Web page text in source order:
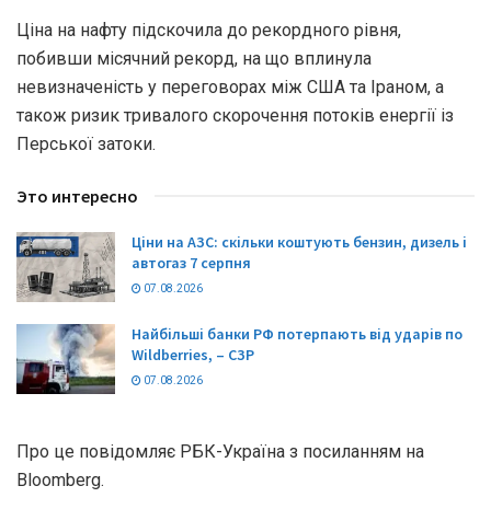
Ціна на нафту підскочила до рекордного рівня,
побивши місячний рекорд, на що вплинула
невизначеність у переговорах між США та Іраном, а
також ризик тривалого скорочення потоків енергії із
Перської затоки.
Это интересно
Ціни на АЗС: скільки коштують бензин, дизель і
автогаз 7 серпня
07.08.2026
Найбільші банки РФ потерпають від ударів по
Wildberries, – СЗР
07.08.2026
Про це повідомляє РБК-Україна з посиланням на
Bloomberg.